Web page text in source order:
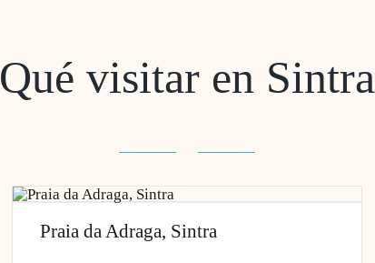
Qué visitar en Sintra
Praia da Adraga, Sintra